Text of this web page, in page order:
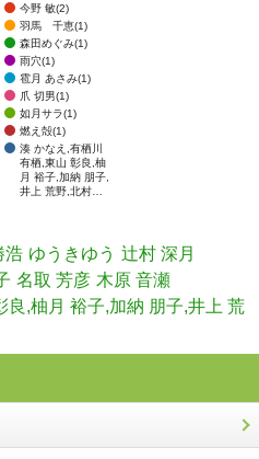
今野 敏(2)
羽馬 千恵(1)
森田めぐみ(1)
雨穴(1)
雹月 あさみ(1)
爪 切男(1)
如月サラ(1)
燃え殻(1)
湊 かなえ,有栖川
有栖,東山 彰良,柚
月 裕子,加納 朋子,
井上 荒野,北村…
浩 ゆうきゆう 辻村 深月
名取 芳彦 木原 音瀬
良,柚月 裕子,加納 朋子,井上 荒